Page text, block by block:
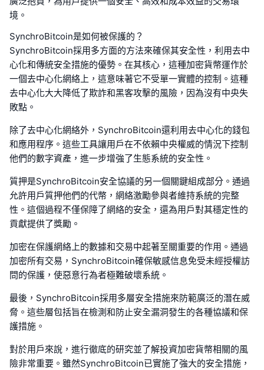
境。
SynchroBitcoin是如何被保護的？
SynchroBitcoin採用多方面的方法來確保其安全性，利用去中
心化和傳統安全措施的優勢。在其核心，這種加密貨幣運作於
一個去中心化網絡上，這意味著它不受單一實體的控制。這種
去中心化大大降低了欺詐和黑客攻擊的風險，因為沒有中央失
敗點。
除了去中心化網絡外，SynchroBitcoin還利用去中心化的錢包
和應用程序。這些工具讓用戶在不依賴中央權威的情況下控制
他們的數字資產，進一步增強了生態系統的安全性。
質押是SynchroBitcoin安全協議的另一個關鍵組成部分。通過
允許用戶質押他們的代幣，網絡激勵參與者維持系統的完整
性。這個過程不僅保障了網絡的安全，還為用戶對其穩定性的
貢獻提供了獎勵。
加密在保護網絡上的數據和交易中起著至關重要的作用。通過
加密所有交易，SynchroBitcoin確保敏感信息免受未經授權訪
問的保護，使惡意行為者極難破壞系統。
最後，SynchroBitcoin採用多層安全措施來防範廣泛的潛在威
脅。這些層包括旨在檢測和防止安全漏洞發生的各種協議和保
護措施。
對於用戶來說，進行徹底的研究並了解投資加密貨幣相關的風
險非常重要。雖然SynchroBitcoin已實施了強大的安全措施，